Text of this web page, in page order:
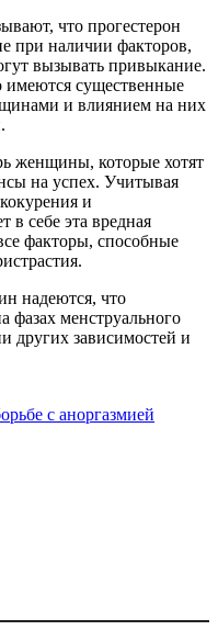
что прогестерон
при наличии факторов,
вызывать привыкание.
имеются существенные
и влиянием на них
женщины, которые хотят
на успех. Учитывая
и
в себе эта вредная
факторы, способные
надеются, что
фазах менструального
других зависимостей и
с аноргазмией